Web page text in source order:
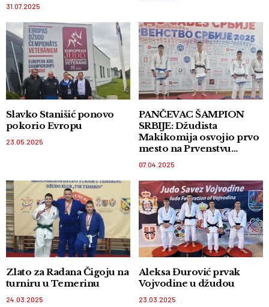
31.07.2025
Slavko Stanišić ponovo
pokorio Evropu
23.05.2025
PANČEVAC ŠAMPION
SRBIJE: Džudista
Makikomija osvojio prvo
mesto na Prvenstvu
07.04.2025
Zlato za Radana Čigoju na
turniru u Temerinu
24.03.2025
Aleksa Đurović prvak
Vojvodine u džudou
23.03.2025